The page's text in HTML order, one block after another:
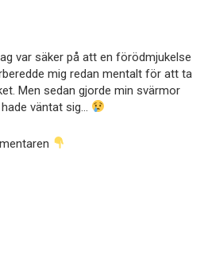
var säker på att en förödmjukelse
mig redan mentalt för att ta
Men sedan gjorde min svärmor
väntat sig…